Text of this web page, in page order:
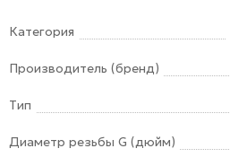
Категория
Производитель (бренд)
Тип
Диаметр резьбы G (дюйм)